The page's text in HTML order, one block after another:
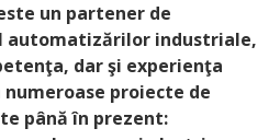
un partener de
automatizărilor industriale,
dar şi experienţa
proiecte de
până în prezent: